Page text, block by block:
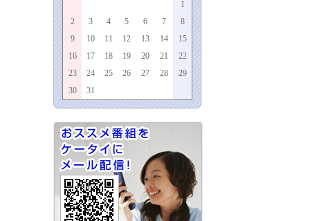
1
2
3 4 5 6 7
8
9
10 11 12 13 14
15
16
17 18 19 20 21
22
23
24 25 26 27 28
29
30
31